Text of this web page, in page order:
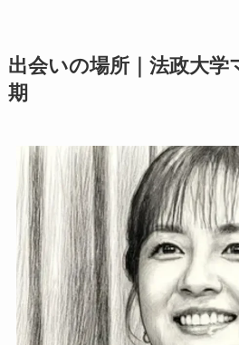
出会いの場所｜法政大学
期